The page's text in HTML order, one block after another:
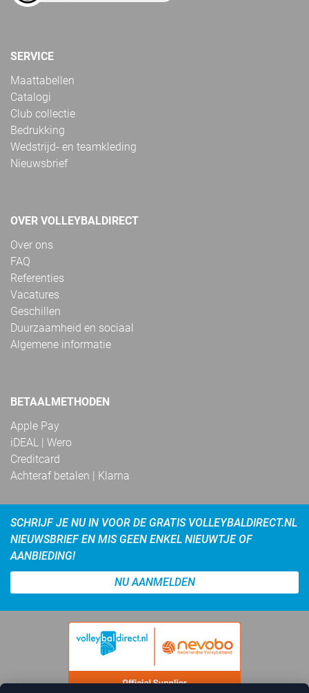
SERVICE
Maattabellen
Catalogi
Club collectie
Bedrukking
Wedstrijd- en teamkleding
Nieuwsbrief
OVER VOLLEYBALDIRECT
Over ons
FAQ
Referenties
Vacatures
Geschillen
Duurzaamheid en sociaal
Algemene informatie
BETAALMETHODEN
Apple Pay
iDEAL | Wero
Creditcard
Achteraf betalen | Klarna
SCHRIJF JE NU IN VOOR DE GRATIS VOLLEYBALDIRECT.NL
NIEUWSBRIEF EN MIS GEEN ENKEL NIEUWTJE OF
AANBIEDING!
NU AANMELDEN